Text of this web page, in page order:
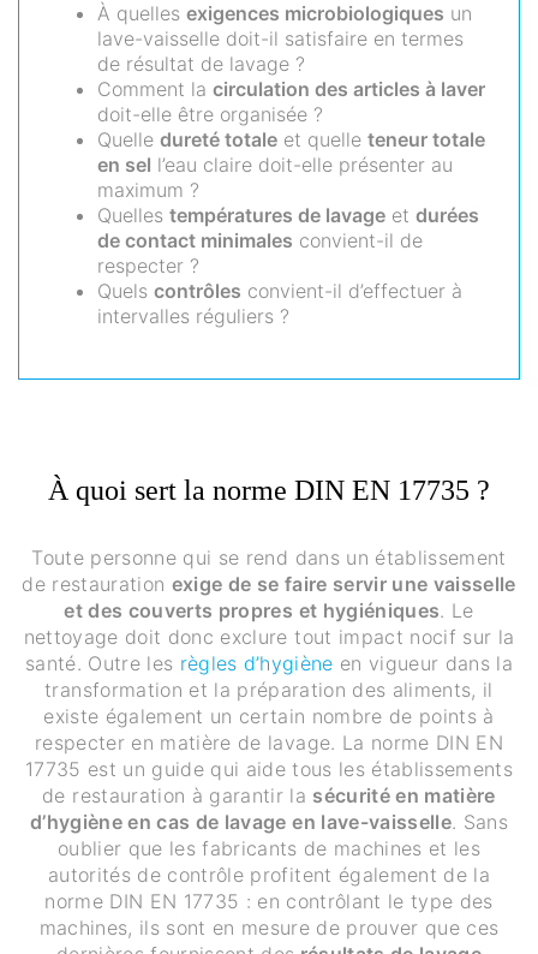
À quelles exigences microbiologiques un
lave-vaisselle doit-il satisfaire en termes
de résultat de lavage ?
Comment la circulation des articles à laver
doit-elle être organisée ?
Quelle dureté totaleet quelle teneur totale
en sel l’eau claire doit-elle présenter au
maximum ?
Quelles températures de lavageet durées
de contact minimales convient-il de
respecter ?
Quels contrôles convient-il d’effectuer à
intervalles réguliers ?
À quoi sert la norme DIN EN 17735 ?
Toute personne qui se rend dans un établissement
de restauration exige de se faire servir une vaisselle
et des couverts propres et hygiéniques. Le
nettoyage doit donc exclure tout impact nocif sur la
santé. Outre les règles d’hygiène en vigueur dans la
transformation et la préparation des aliments, il
existe également un certain nombre de points à
respecter en matière de lavage. La norme DIN EN
17735 est un guide qui aide tous les établissements
de restauration à garantir la sécurité en matière
d’hygiène en cas de lavage en lave-vaisselle. Sans
oublier que les fabricants de machines et les
autorités de contrôle profitent également de la
norme DIN EN 17735 : en contrôlant le type des
machines, ils sont en mesure de prouver que ces